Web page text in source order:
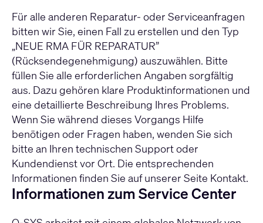
Für alle anderen Reparatur- oder Serviceanfragen
bitten wir Sie, einen Fall zu erstellen und den Typ
„NEUE RMA FÜR REPARATUR”
(Rücksendegenehmigung) auszuwählen. Bitte
füllen Sie alle erforderlichen Angaben sorgfältig
aus. Dazu gehören klare Produktinformationen und
eine detaillierte Beschreibung Ihres Problems.
Wenn Sie während dieses Vorgangs Hilfe
benötigen oder Fragen haben, wenden Sie sich
bitte an Ihren technischen Support oder
Kundendienst vor Ort. Die entsprechenden
Informationen finden Sie auf unserer Seite Kontakt.
Informationen zum Service Center